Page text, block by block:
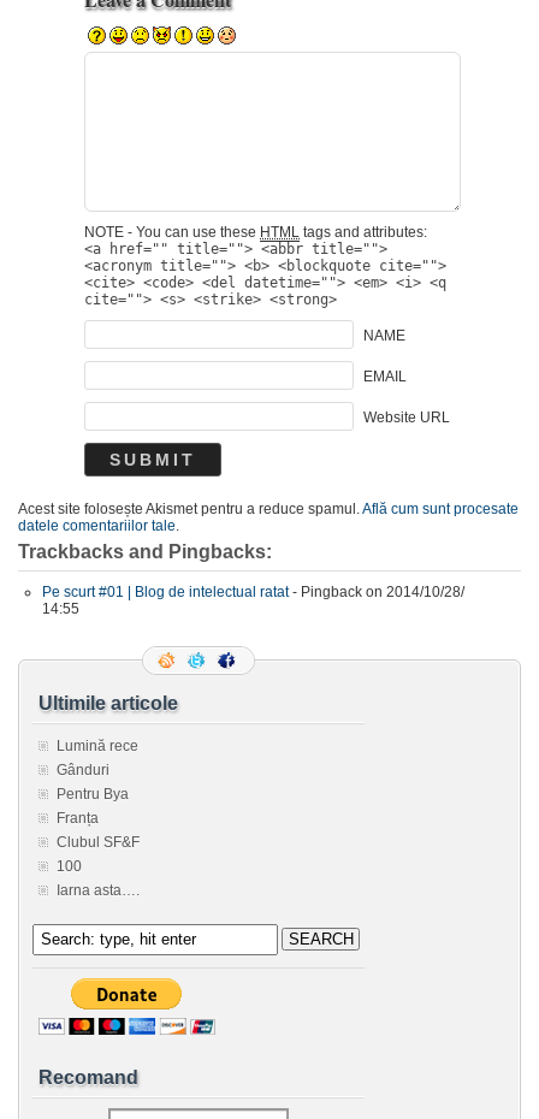
NOTE - You can use these HTML tags and attributes:
<a href="" title=""> <abbr title="">
<acronym title=""> <b> <blockquote cite="">
<cite> <code> <del datetime=""> <em> <i> <q
cite=""> <s> <strike> <strong>
NAME
EMAIL
Website URL
Acest site folosește Akismet pentru a reduce spamul.Află cum sunt procesate
datele comentariilor tale.
Trackbacks and Pingbacks:
Pe scurt #01 | Blog de intelectual ratat- Pingback on 2014/10/28/
14:55
Ultimile articole
Lumină rece
Gânduri
Pentru Bya
Franța
Clubul SF&F
100
Iarna asta….
Recomand